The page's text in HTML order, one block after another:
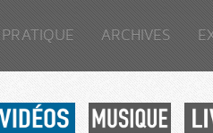
PRATIQUE ARCHIVES